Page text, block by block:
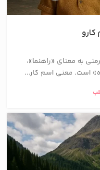
به معنای «راهنما»،
است. معنی اسم کار...